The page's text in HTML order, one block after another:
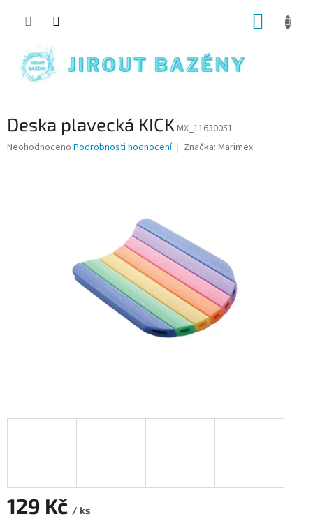
Deska plavecká KICKMX_11630051
Průměrné hodnocení produktu je 0,0 z 5 hvězdiček.
Neohodnoceno Podrobnosti hodnocení Značka: Marimex
129 Kč / ks